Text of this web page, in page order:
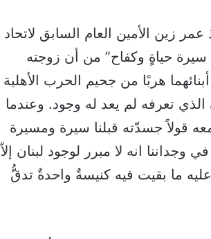
زين الأمين العام السابق لاتحاد
سيرة حياةٍ وكفاح” من أن زوجته
هربًا من جحيم الحرب الأهلية
الذي تعرفه لم يعد له وجود. وعندما
قولاً جسدّته قبلنا سيرة ومسيرة
انه لا مبرر لوجود لبنان إلاّ
ما بقيت فيه كنيسةٌ واحدةٌ تدقُّ